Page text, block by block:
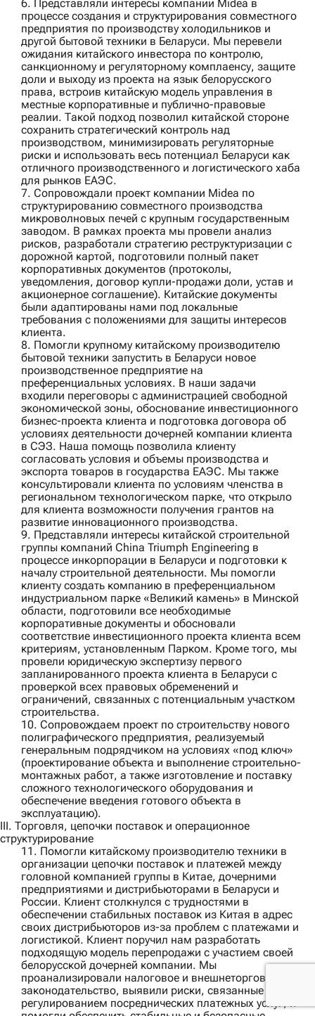
6. Представляли интересы компании Midea в
процессе создания и структурирования совместного
предприятия по производству холодильников и
другой бытовой техники в Беларуси. Мы перевели
ожидания китайского инвестора по контролю,
санкционному и регуляторному комплаенсу, защите
доли и выходу из проекта на язык белорусского
права, встроив китайскую модель управления в
местные корпоративные и публично-правовые
реалии. Такой подход позволил китайской стороне
сохранить стратегический контроль над
производством, минимизировать регуляторные
риски и использовать весь потенциал Беларуси как
отличного производственного и логистического хаба
для рынков ЕАЭС.
7. Сопровождали проект компании Midea по
структурированию совместного производства
микроволновых печей с крупным государственным
заводом. В рамках проекта мы провели анализ
рисков, разработали стратегию реструктуризации с
дорожной картой, подготовили полный пакет
корпоративных документов (протоколы,
уведомления, договор купли-продажи доли, устав и
акционерное соглашение). Китайские документы
были адаптированы нами под локальные
требования с положениями для защиты интересов
клиента.
8. Помогли крупному китайскому производителю
бытовой техники запустить в Беларуси новое
производственное предприятие на
преференциальных условиях. В наши задачи
входили переговоры с администрацией свободной
экономической зоны, обоснование инвестиционного
бизнес-проекта клиента и подготовка договора об
условиях деятельности дочерней компании клиента
в СЭЗ. Наша помощь позволила клиенту
согласовать условия и объемы производства и
экспорта товаров в государства ЕАЭС. Мы также
консультировали клиента по условиям членства в
региональном технологическом парке, что открыло
для клиента возможности получения грантов на
развитие инновационного производства.
9. Представляли интересы китайской строительной
группы компаний China Triumph Engineering в
процессе инкорпорации в Беларуси и подготовки к
началу строительной деятельности. Мы помогли
клиенту создать компанию в преференциальном
индустриальном парке «Великий камень» в Минской
области, подготовили все необходимые
корпоративные документы и обосновали
соответствие инвестиционного проекта клиента всем
критериям, установленным Парком. Кроме того, мы
провели юридическую экспертизу первого
запланированного проекта клиента в Беларуси с
проверкой всех правовых обременений и
ограничений, связанных с потенциальным участком
строительства.
10. Сопровождаем проект по строительству нового
полиграфического предприятия, реализуемый
генеральным подрядчиком на условиях «под ключ»
(проектирование объекта и выполнение строительно-
монтажных работ, а также изготовление и поставку
сложного технологического оборудования и
обеспечение введения готового объекта в
эксплуатацию).
III. Торговля, цепочки поставок и операционное
структурирование
11. Помогли китайскому производителю техники в
организации цепочки поставок и платежей между
головной компанией группы в Китае, дочерними
предприятиями и дистрибьюторами в Беларуси и
России. Клиент столкнулся с трудностями в
обеспечении стабильных поставок из Китая в адрес
своих дистрибьюторов из-за проблем с платежами и
логистикой. Клиент поручил нам разработать
подходящую модель перепродажи с участием своей
белорусской дочерней компании. Мы
проанализировали налоговое и внешнеторговое
законодательство, выявили риски, связанные с
регулированием посреднических платежных услуг, и